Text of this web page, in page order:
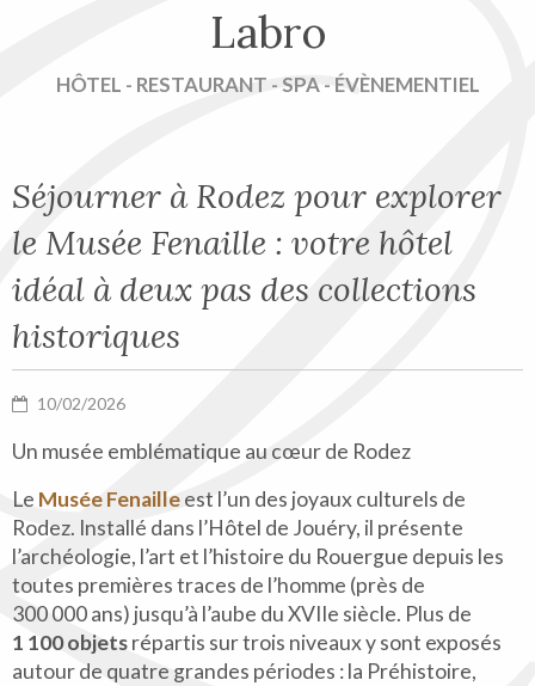
Labro
HÔTEL - RESTAURANT - SPA - ÉVÈNEMENTIEL
Séjourner à Rodez pour explorer
le Musée Fenaille : votre hôtel
idéal à deux pas des collections
historiques
10/02/2026
Un musée emblématique au cœur de Rodez
Le Musée Fenailleest l’un des joyaux culturels de
Rodez. Installé dans l’Hôtel de Jouéry, il présente
l’archéologie, l’art et l’histoire du Rouergue depuis les
toutes premières traces de l’homme (près de
300 000 ans) jusqu’à l’aube du XVIIe siècle. Plus de
1 100 objetsrépartis sur trois niveaux y sont exposés
autour de quatre grandes périodes : la Préhistoire,